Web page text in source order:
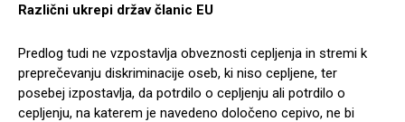
Različni ukrepi držav članic EU
Predlog tudi ne vzpostavlja obveznosti cepljenja in stremi k
preprečevanju diskriminacije oseb, ki niso cepljene, ter
posebej izpostavlja, da potrdilo o cepljenju ali potrdilo o
cepljenju, na katerem je navedeno določeno cepivo, ne bi